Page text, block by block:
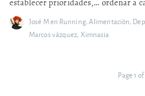
José Men Running,Alimentación,
Marcos vázquez, Ximnasia
Page 1 of